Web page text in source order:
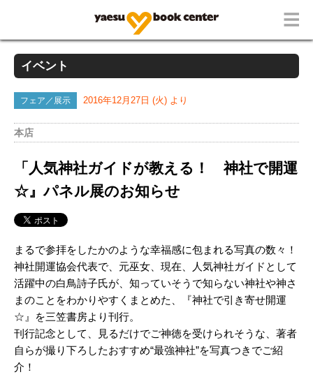
イベント
フェア／展示 2016年12月27日 (火) より
本店
「人気神社ガイドが教える！ 神社で開運
☆』パネル展のお知らせ
まるで参拝をしたかのような幸福感に包まれる写真の数々！
神社開運協会代表で、元巫女、現在、人気神社ガイドとして
活躍中の白鳥詩子氏が、知っていそうで知らない神社や神さ
まのことをわかりやすくまとめた、『神社で引き寄せ開運
☆』を三笠書房より刊行。
刊行記念として、見るだけでご神徳を受けられそうな、著者
自らが撮り下ろしたおすすめ“最強神社”を写真つきでご紹
介！